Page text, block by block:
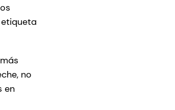
no
en